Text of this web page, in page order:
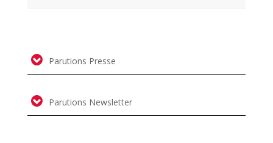
Parutions Presse
Parutions Newsletter